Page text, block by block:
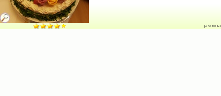
jasmina